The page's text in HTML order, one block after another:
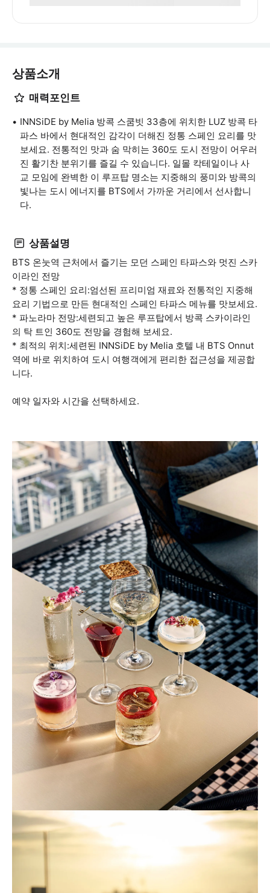
상품소개
매력포인트
INNSiDE by Melia 방콕 스쿰빗 33층에 위치한 LUZ 방콕 타
파스 바에서 현대적인 감각이 더해진 정통 스페인 요리를 맛
보세요. 전통적인 맛과 숨 막히는 360도 도시 전망이 어우러
진 활기찬 분위기를 즐길 수 있습니다. 일몰 칵테일이나 사
교 모임에 완벽한 이 루프탑 명소는 지중해의 풍미와 방콕의
빛나는 도시 에너지를 BTS에서 가까운 거리에서 선사합니
다.
상품설명
BTS 온눗역 근처에서 즐기는 모던 스페인 타파스와 멋진 스카
이라인 전망
* 정통 스페인 요리:엄선된 프리미엄 재료와 전통적인 지중해
요리 기법으로 만든 현대적인 스페인 타파스 메뉴를 맛보세요.
* 파노라마 전망:세련되고 높은 루프탑에서 방콕 스카이라인
의 탁 트인 360도 전망을 경험해 보세요.
* 최적의 위치:세련된 INNSiDE by Melia 호텔 내 BTS Onnut
역에 바로 위치하여 도시 여행객에게 편리한 접근성을 제공합
니다.
예약 일자와 시간을 선택하세요.